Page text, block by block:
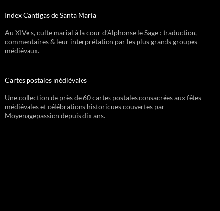
Index Cantigas de Santa Maria
Au XIVe s, culte marial à la cour d’Alphonse le Sage : traduction,
commentaires & leur interprétation par les plus grands groupes
médiévaux.
Cartes postales médiévales
Une collection de près de 60 cartes postales consacrées aux fêtes
médiévales et célébrations historiques couvertes par
Moyenagepassion depuis dix ans.